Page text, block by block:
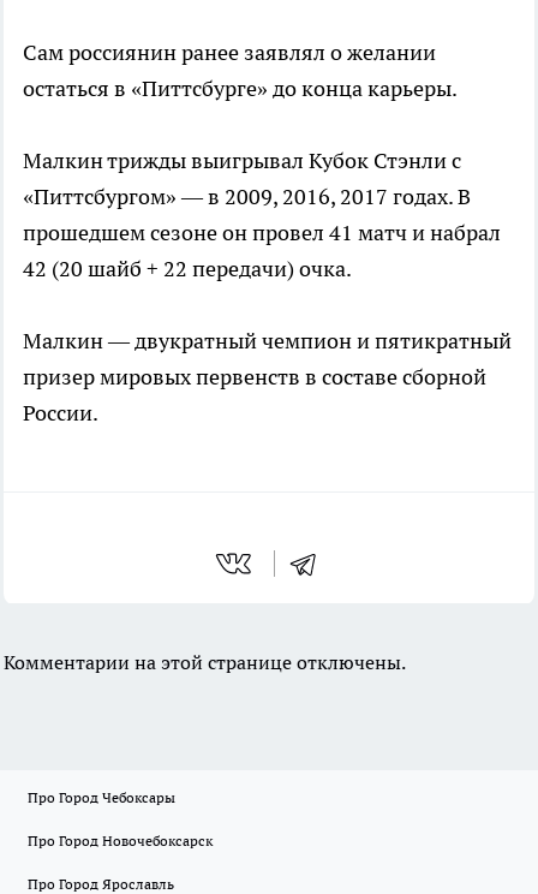
Сам россиянин ранее заявлял о желании
остаться в «Питтсбурге» до конца карьеры.
Малкин трижды выигрывал Кубок Стэнли с
«Питтсбургом» — в 2009, 2016, 2017 годах. В
прошедшем сезоне он провел 41 матч и набрал
42 (20 шайб + 22 передачи) очка.
Малкин — двукратный чемпион и пятикратный
призер мировых первенств в составе сборной
России.
Комментарии на этой странице отключены.
Про Город Чебоксары
Про Город Новочебоксарск
Про Город Ярославль